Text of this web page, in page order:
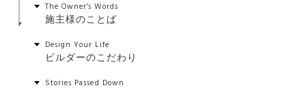
The Owner's Words
施主様のことば
Design Your Life
ビルダーのこだわり
Stories Passed Down